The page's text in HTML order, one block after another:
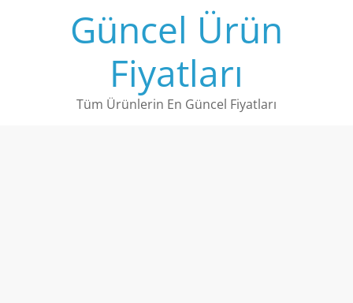
Güncel Ürün
Fiyatları
Tüm Ürünlerin En Güncel Fiyatları